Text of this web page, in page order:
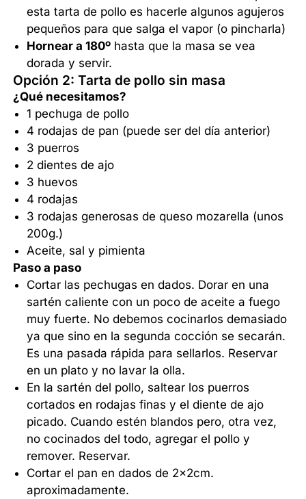
esta tarta de pollo es hacerle algunos agujeros
pequeños para que salga el vapor (o pincharla)
Hornear a 180º hasta que la masa se vea
dorada y servir.
Opción 2: Tarta de pollo sin masa
¿Qué necesitamos?
1 pechuga de pollo
4 rodajas de pan (puede ser del día anterior)
3 puerros
2 dientes de ajo
3 huevos
4 rodajas
3 rodajas generosas de queso mozarella (unos
200g.)
Aceite, sal y pimienta
Paso a paso
Cortar las pechugas en dados. Dorar en una
sartén caliente con un poco de aceite a fuego
muy fuerte. No debemos cocinarlos demasiado
ya que sino en la segunda cocción se secarán.
Es una pasada rápida para sellarlos. Reservar
en un plato y no lavar la olla.
En la sartén del pollo, saltear los puerros
cortados en rodajas finas y el diente de ajo
picado. Cuando estén blandos pero, otra vez,
no cocinados del todo, agregar el pollo y
remover. Reservar.
Cortar el pan en dados de 2x2cm.
aproximadamente.